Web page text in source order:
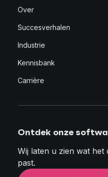
Over
Succesverhalen
Industrie
Kennisbank
Carrière
Ontdek onze
Wij laten u zien wat
past.